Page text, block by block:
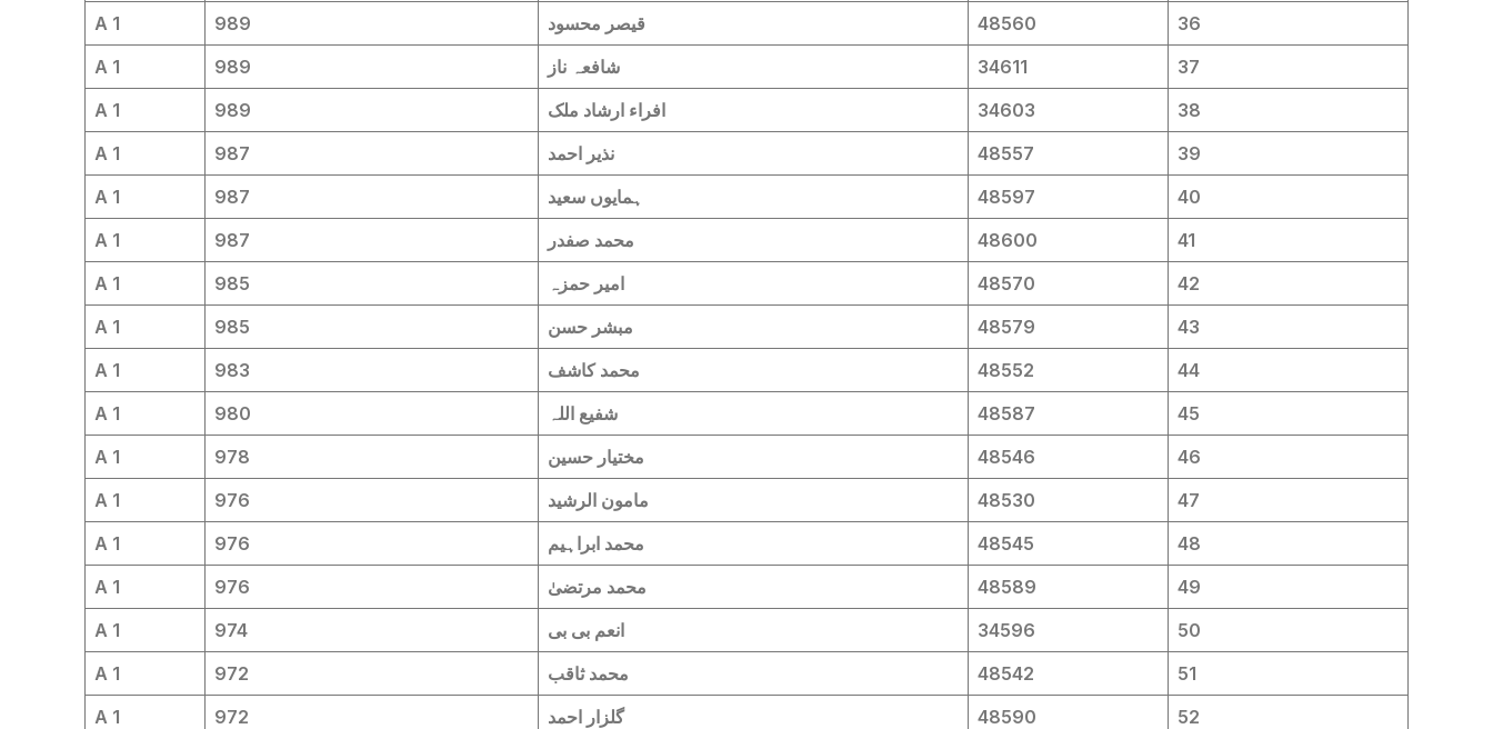
A 1
989 قیصر محسود 48560
36
A 1
989 شافعہ ناز 34611
37
A 1
989 افراء ارشاد ملک 34603
38
A 1
987 نذیر احمد 48557
39
A 1
987 ہمایوں سعید 48597
40
A 1
987 محمد صفدر 48600
41
A 1
985 امیر حمزہ 48570
42
A 1
985 مبشر حسن 48579
43
A 1
983 محمد کاشف 48552
44
A 1
980 شفیع اللہ 48587
45
A 1
978 مختیار حسین 48546
46
A 1
976 مامون الرشید 48530
47
A 1
976 محمد ابراہیم 48545
48
A 1
976 محمد مرتضیٰ 48589
49
A 1
974 انعم بی بی 34596
50
A 1
972 محمد ثاقب 48542
51
A 1
972 گلزار احمد 48590
52